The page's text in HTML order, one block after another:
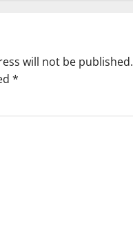
will not be published.
*